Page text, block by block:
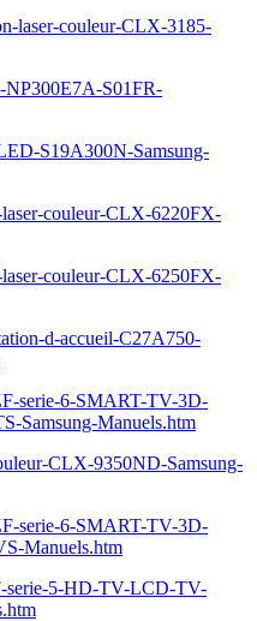
laser-couleur-CLX-3185-
S01FR-
S19A300N-Samsung-
couleur-CLX-6220FX-
couleur-CLX-6250FX-
d-accueil-C27A750-
serie-6-SMART-TV-3D-
Samsung-Manuels.htm
CLX-9350ND-Samsung-
serie-6-SMART-TV-3D-
Manuels.htm
5-HD-TV-LCD-TV-